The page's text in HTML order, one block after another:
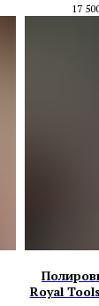
17
Royal